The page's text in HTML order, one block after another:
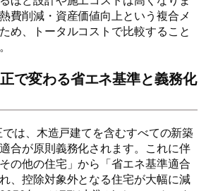
費削減・資産価値向上という複合メ
め、トータルコストで比較すること
で変わる省エネ基準と義務化
は、木造戸建てを含むすべての新築
合が原則義務化されます。これに伴
の他の住宅」から「省エネ基準適合
、控除対象外となる住宅が大幅に減